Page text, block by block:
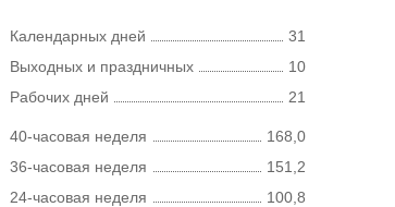
Календарных дней
31
Выходных и праздничных
10
Рабочих дней
21
40-часовая неделя
168,0
36-часовая неделя
151,2
24-часовая неделя
100,8